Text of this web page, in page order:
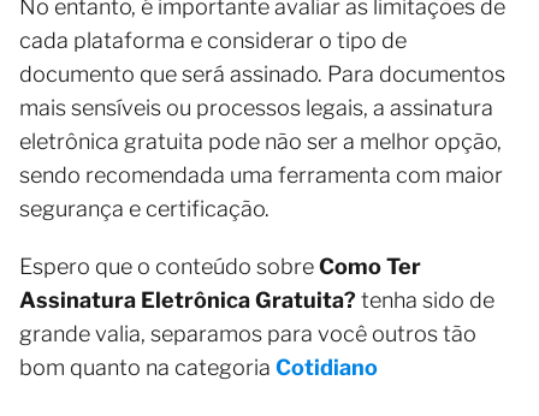
No entanto, é importante avaliar as limitações de
cada plataforma e considerar o tipo de
documento que será assinado. Para documentos
mais sensíveis ou processos legais, a assinatura
eletrônica gratuita pode não ser a melhor opção,
sendo recomendada uma ferramenta com maior
segurança e certificação.
Espero que o conteúdo sobreComo Ter
Assinatura Eletrônica Gratuita?tenha sido de
grande valia, separamos para você outros tão
bom quanto na categoria Cotidiano